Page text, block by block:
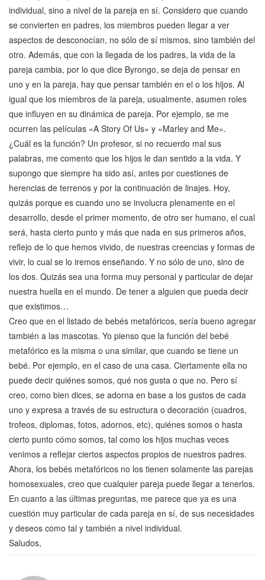
individual, sino a nivel de la pareja en sí. Considero que cuando
se convierten en padres, los miembros pueden llegar a ver
aspectos de desconocían, no sólo de sí mismos, sino también del
otro. Además, que con la llegada de los padres, la vida de la
pareja cambia, por lo que dice Byrongo, se deja de pensar en
uno y en la pareja, hay que pensar también en el o los hijos. Al
igual que los miembros de la pareja, usualmente, asumen roles
que influyen en su dinámica de pareja. Por ejemplo, se me
ocurren las películas «A Story Of Us» y «Marley and Me».
¿Cuál es la función? Un profesor, si no recuerdo mal sus
palabras, me comento que los hijos le dan sentido a la vida. Y
supongo que siempre ha sido así, antes por cuestiones de
herencias de terrenos y por la continuación de linajes. Hoy,
quizás porque es cuando uno se involucra plenamente en el
desarrollo, desde el primer momento, de otro ser humano, el cual
será, hasta cierto punto y más que nada en sus primeros años,
reflejo de lo que hemos vivido, de nuestras creencias y formas de
vivir, lo cual se lo iremos enseñando. Y no sólo de uno, sino de
los dos. Quizás sea una forma muy personal y particular de dejar
nuestra huella en el mundo. De tener a alguien que pueda decir
que existimos…
Creo que en el listado de bebés metafóricos, sería bueno agregar
también a las mascotas. Yo pienso que la función del bebé
metafórico es la misma o una similar, que cuando se tiene un
bebé. Por ejemplo, en el caso de una casa. Ciertamente ella no
puede decir quiénes somos, qué nos gusta o que no. Pero sí
creo, como bien dices, se adorna en base a los gustos de cada
uno y expresa a través de su estructura o decoración (cuadros,
trofeos, diplomas, fotos, adornos, etc), quiénes somos o hasta
cierto punto cómo somos, tal como los hijos muchas veces
venimos a reflejar ciertos aspectos propios de nuestros padres.
Ahora, los bebés metafóricos no los tienen solamente las parejas
homosexuales, creo que cualquier pareja puede llegar a tenerlos.
En cuanto a las últimas preguntas, me parece que ya es una
cuestión muy particular de cada pareja en sí, de sus necesidades
y deseos como tal y también a nivel individual.
Saludos,